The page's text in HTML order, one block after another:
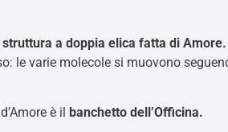
a doppia elica fatta di Amore.
le varie molecole si muovono
è il banchetto dell’Officina.